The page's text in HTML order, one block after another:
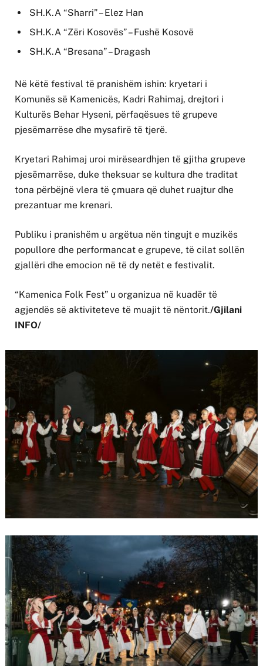
SH.K.A “Sharri” – Elez Han
SH.K.A “Zëri Kosovës” – Fushë Kosovë
SH.K.A “Bresana” – Dragash
Në këtë festival të pranishëm ishin: kryetari i
Komunës së Kamenicës, Kadri Rahimaj, drejtori i
Kulturës Behar Hyseni, përfaqësues të grupeve
pjesëmarrëse dhe mysafirë të tjerë.
Kryetari Rahimaj uroi mirëseardhjen të gjitha grupeve
pjesëmarrëse, duke theksuar se kultura dhe traditat
tona përbëjnë vlera të çmuara që duhet ruajtur dhe
prezantuar me krenari.
Publiku i pranishëm u argëtua nën tingujt e muzikës
popullore dhe performancat e grupeve, të cilat sollën
gjallëri dhe emocion në të dy netët e festivalit.
“Kamenica Folk Fest” u organizua në kuadër të
agjendës së aktiviteteve të muajit të nëntorit./Gjilani
INFO/